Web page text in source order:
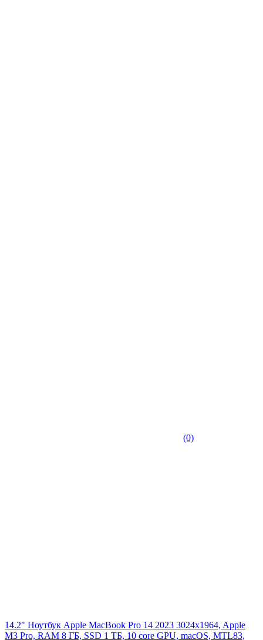
(0)
14.2" Ноутбук Apple MacBook Pro 14 2023 3024x1964, Apple
M3 Pro, RAM 8 ГБ, SSD 1 ТБ, 10 core GPU, macOS, MTL83,